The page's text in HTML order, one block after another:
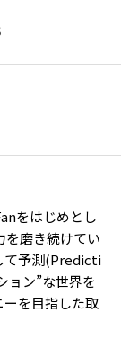
をはじめとし
を磨き続けてい
て予測(Predicti
ン”な世界を
を目指した取